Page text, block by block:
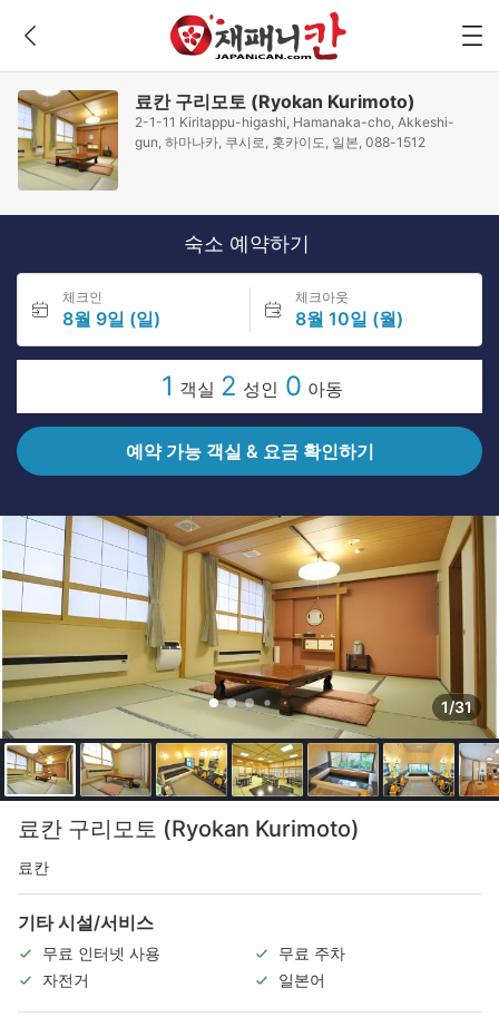
료칸 구리모토 (Ryokan Kurimoto)
2-1-11 Kiritappu-higashi, Hamanaka-cho, Akkeshi-
gun, 하마나카, 쿠시로, 홋카이도, 일본, 088-1512
숙소 예약하기
체크인
8월 9일 (일)
체크아웃
8월 10일 (월)
1 객실 2 성인 0 아동
예약 가능 객실 & 요금 확인하기
1/31
료칸 구리모토 (Ryokan Kurimoto)
료칸
기타 시설/서비스
무료 인터넷 사용
무료 주차
자전거
일본어